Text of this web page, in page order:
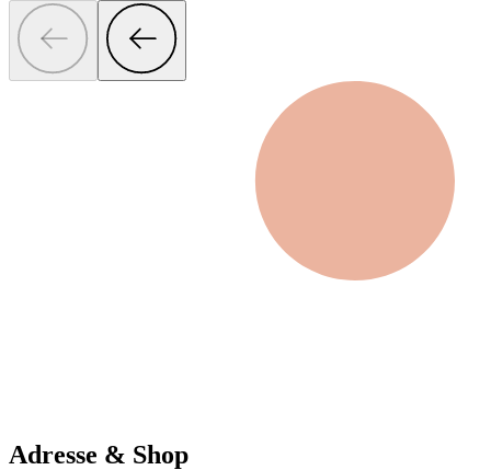
Adresse & Shop